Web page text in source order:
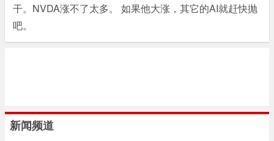
干。NVDA涨不了太多。 如果他大涨，其它的AI就赶快抛
吧。
新闻频道